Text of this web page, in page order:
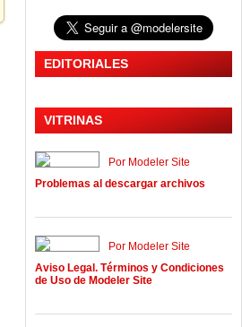
EDITORIALES
VITRINAS
Por Modeler Site
Problemas al descargar archivos
Por Modeler Site
Aviso Legal. Términos y Condiciones
de Uso de Modeler Site